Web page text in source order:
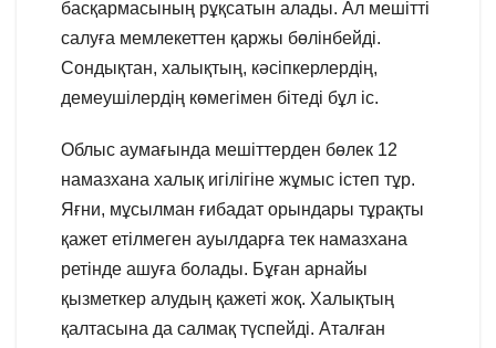
басқармасының рұқсатын алады. Ал мешітті
салуға мемлекеттен қаржы бөлінбейді.
Сондықтан, халықтың, кәсіпкерлердің,
демеушілердің көмегімен бітеді бұл іс.
Облыс аумағында мешіттерден бөлек 12
намазхана халық игілігіне жұмыс істеп тұр.
Яғни, мұсылман ғибадат орындары тұрақты
қажет етілмеген ауылдарға тек намазхана
ретінде ашуға болады. Бұған арнайы
қызметкер алудың қажеті жоқ. Халықтың
қалтасына да салмақ түспейді. Аталған